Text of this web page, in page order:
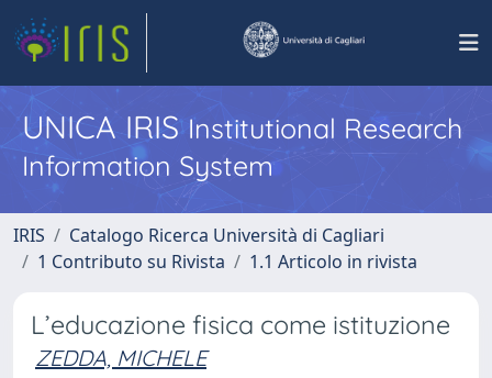
UNICA IRISInstitutional Research
Information System
IRIS
Catalogo Ricerca Università di Cagliari
1 Contributo su Rivista
1.1 Articolo in rivista
L’educazione fisica come istituzione
ZEDDA, MICHELE